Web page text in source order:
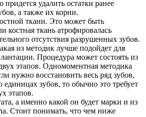
придется удалить остатки ранее
а также их корни.
ткани. Это может быть
костная ткань атрофировалась
отсутствия разрушенных зубов.
из методик лучше подойдет для
Процедура может состоять из
этапов. Одномоментная методика
нужно восстановить весь ряд зубов,
единицах зубов, то обычно это требует
этапов.
а именно какой он будет марки и из
Стоит понимать, что чем ниже